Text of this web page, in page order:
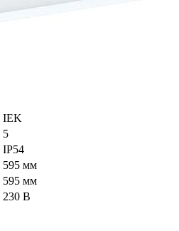
IEK
5
IP54
595 мм
595 мм
230 В